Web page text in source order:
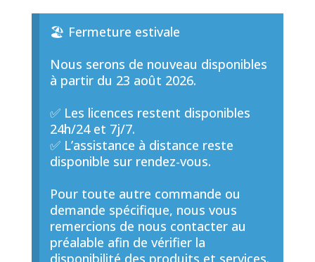
🏖️ Fermeture estivale
Nous serons de nouveau disponibles
à partir du 23 août 2026.
✅ Les licences restent disponibles
24h/24 et 7j/7.
✅ L’assistance à distance reste
disponible sur rendez-vous.
Pour toute autre commande ou
demande spécifique, nous vous
remercions de nous contacter au
préalable afin de vérifier la
disponibilité des produits et services.